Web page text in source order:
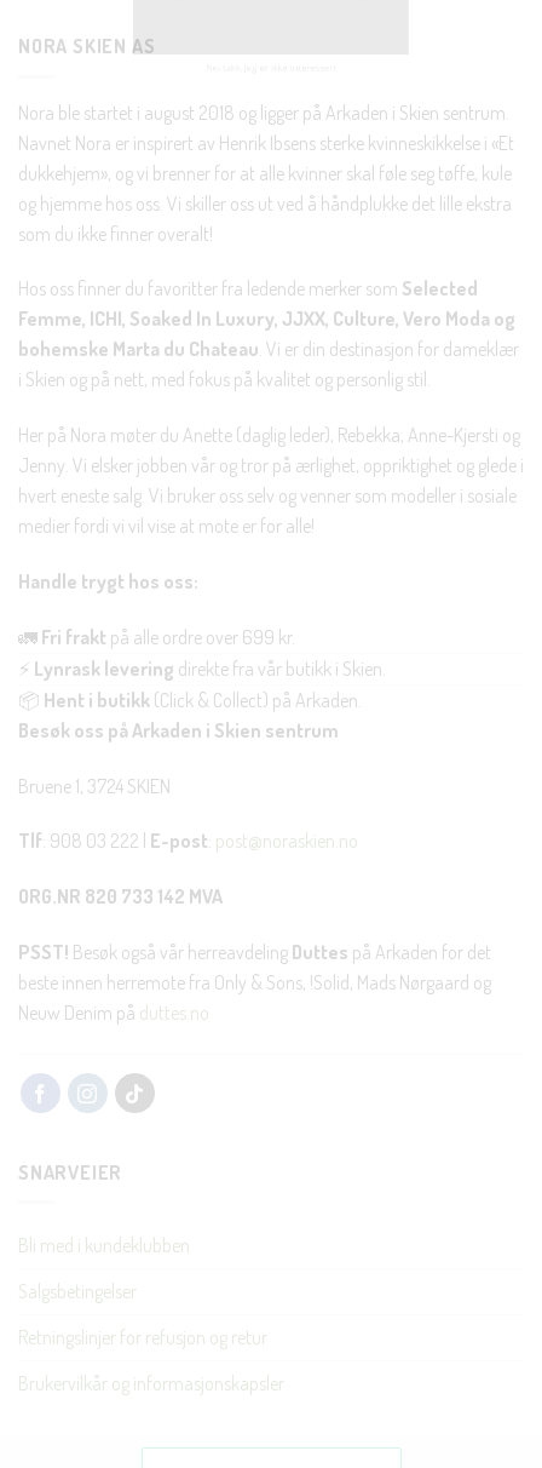
NORA SKIEN AS
Nora ble startet i august 2018 og ligger på Arkaden i Skien sentrum.
Navnet Nora er inspirert av Henrik Ibsens sterke kvinneskikkelse i «Et
dukkehjem», og vi brenner for at alle kvinner skal føle seg tøffe, kule
og hjemme hos oss. Vi skiller oss ut ved å håndplukke det lille ekstra
som du ikke finner overalt!
Hos oss finner du favoritter fra ledende merker som Selected
Femme, ICHI, Soaked In Luxury, JJXX, Culture, Vero Moda og
bohemske Marta du Chateau. Vi er din destinasjon for dameklær
i Skien og på nett, med fokus på kvalitet og personlig stil.
Her på Nora møter du Anette (daglig leder), Rebekka, Anne-Kjersti og
Jenny. Vi elsker jobben vår og tror på ærlighet, oppriktighet og glede i
hvert eneste salg. Vi bruker oss selv og venner som modeller i sosiale
medier fordi vi vil vise at mote er for alle!
Handle trygt hos oss:
🚛 Fri frakt på alle ordre over 699 kr.
⚡ Lynrask levering direkte fra vår butikk i Skien.
📦 Hent i butikk (Click & Collect) på Arkaden.
Besøk oss på Arkaden i Skien sentrum
Bruene 1, 3724 SKIEN
Tlf: 908 03 222 | E-post: post@noraskien.no
ORG.NR 820 733 142 MVA
PSST! Besøk også vår herreavdeling Duttes på Arkaden for det
beste innen herremote fra Only & Sons, !Solid, Mads Nørgaard og
Neuw Denim på duttes.no
SNARVEIER
Bli med i kundeklubben
Salgsbetingelser
Retningslinjer for refusjon og retur
Brukervilkår og informasjonskapsler
Nei takk, Jeg er ikke interessert